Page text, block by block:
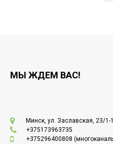
МЫ ЖДЕМ ВАС!
Минск, ул. Заславская, 23/1-
+375173963735
+375296400808